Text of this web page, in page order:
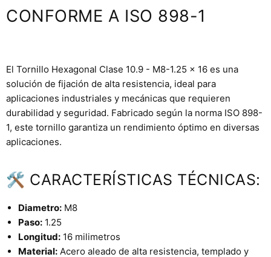
CONFORME A ISO 898-1
El Tornillo Hexagonal Clase 10.9 - M8-1.25 x 16 es una
solución de fijación de alta resistencia, ideal para
aplicaciones industriales y mecánicas que requieren
durabilidad y seguridad. Fabricado según la norma ISO 898-
1, este tornillo garantiza un rendimiento óptimo en diversas
aplicaciones.
🛠 CARACTERÍSTICAS TÉCNICAS:
Diametro: M8
Paso: 1.25
Longitud: 16 milimetros
Material: Acero aleado de alta resistencia, templado y